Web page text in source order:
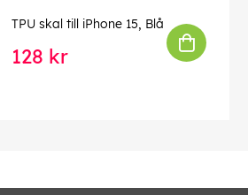
TPU skal till iPhone 15, Blå
128 kr